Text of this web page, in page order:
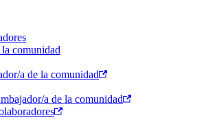
comunidad
a de la comunidad
a de la comunidad